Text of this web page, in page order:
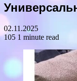
02.11.2025
105 1 minute read